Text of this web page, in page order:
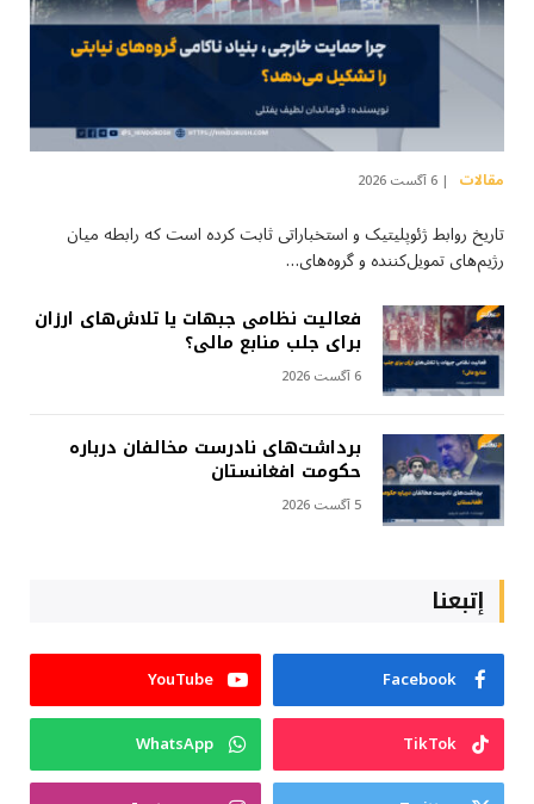
مقالات 6 آگست 2026
تاریخ روابط ژئوپلیتیک و استخباراتی ثابت کرده است که رابطه میان
رژیم‌های تمویل‌کننده و گروه‌های…
فعالیت نظامی جبهات یا تلاش‌های ارزان
برای جلب منابع مالی؟
6 آگست 2026
برداشت‌های نادرست مخالفان درباره
حکومت افغانستان
5 آگست 2026
إتبعنا
Facebook
YouTube
TikTok
WhatsApp